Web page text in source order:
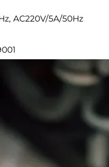
AC220V/5A/50Hz